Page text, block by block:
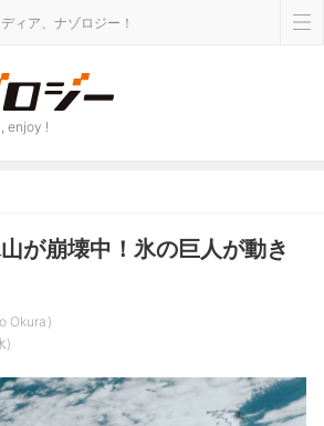
ィア、ナゾロジー！
enjoy !
が崩壊中！氷の巨人が動き
Okura
)